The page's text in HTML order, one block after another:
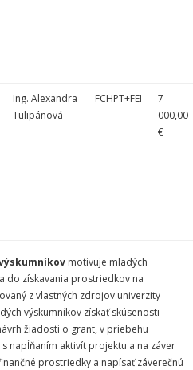
Ing. Alexandra
Tulipánová
FCHPT+FEI
7
000,00
€
motivuje mladých
do získavania prostriedkov na
z vlastných zdrojov univerzity
výskumníkov získať skúsenosti
žiadosti o grant, v priebehu
napĺňaním aktivít projektu a na záver
prostriedky a napísať záverečnú